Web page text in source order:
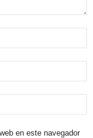
en este navegador